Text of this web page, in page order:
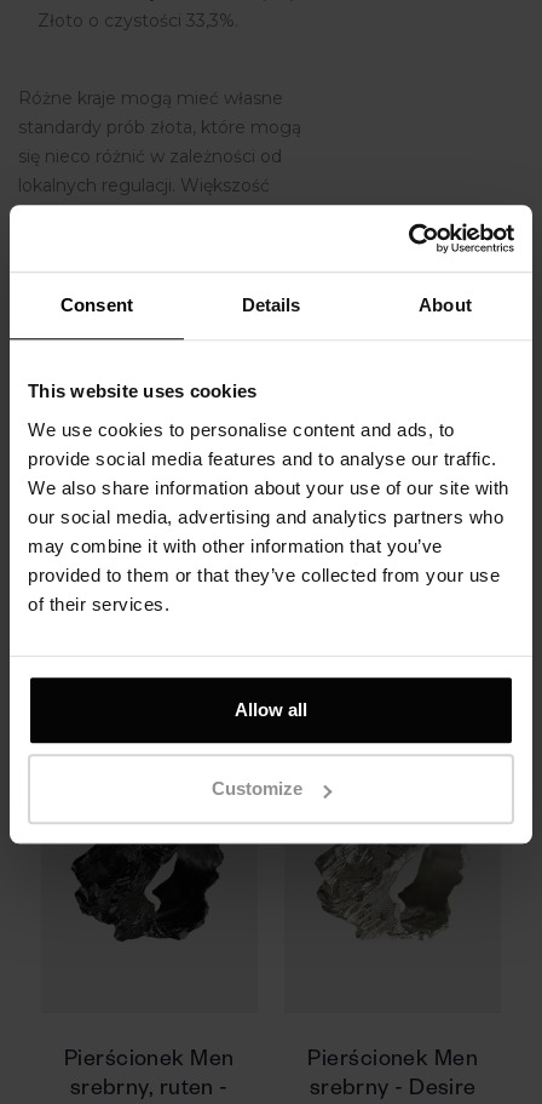
Consent Details About
This website uses cookies
We use cookies to personalise content and ads, to
provide social media features and to analyse our traffic.
We also share information about your use of our site with
our social media, advertising and analytics partners who
may combine it with other information that you’ve
provided to them or that they’ve collected from your use
of their services.
Allow all
Customize
Złoto o czystości 33,3%.
Różne kraje mogą mieć własne
standardy prób złota, które mogą
się nieco różnić w zależności od
lokalnych regulacji. Większość
takich jak 18K, czy 14K, ponieważ
te próby zapewniają zarówno
wybieranie wyrobów jubilerskich o
wyższych próbach ze względu na
ich wyższa wartość i ich trwałość.
Jednak ostateczny wybór zależy
od preferencji i budżetu klientów,
ponieważ im mniej czystego
złota w biżuterii, tym jej cena
niższa.
Related Products
Pierścionek Men
srebrny, ruten -
Pierścionek Men
srebrny - Desire